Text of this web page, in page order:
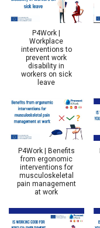
P4Work |
Workplace
interventions to
prevent work
disability in
workers on sick
leave
P4Work | Benefits
from ergonomic
interventions for
musculoskeletal
pain management
at work